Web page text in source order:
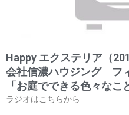
Happy エクステリア（
会社信濃ハウジング
「お庭でできる色々なこ
ラジオはこちらから